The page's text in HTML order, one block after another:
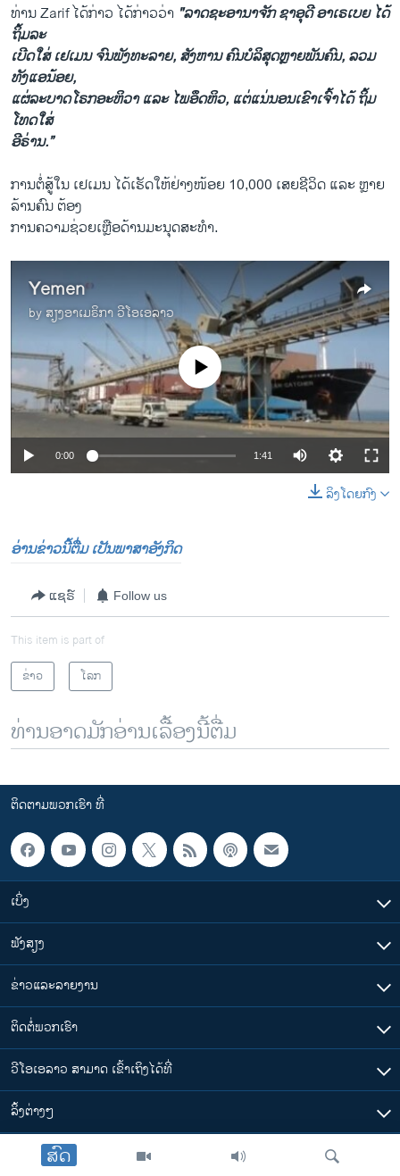
ສົດ
ທ່ານ Zarif ໄດ້ກ່າວ ໄດ້ກ່າວວ່າ "ລາດຊະອານາຈັກ ຊາອຸດີ ອາເຣເບຍ ໄດ້
ຖິ້ມລະ
ເບີດໃສ່ ເຢເມນ ຈົນພັງທະລາຍ, ສັງຫານ ຄົນບໍລິສຸດຫຼາຍພັນຄົນ, ລວມ
ທັງແອນ້ອຍ,
ແຜ່ລະບາດໂຣກອະຫິວາ ແລະ ໄພອຶດຫິວ, ແຕ່ແນ່ນອນເຂົາເຈົ້າໄດ້ ຖິ້ມ
ໂທດໃສ່
ອີຣ່ານ.”
ການຕໍ່ສູ້ໃນ ເຢເມນ ໄດ້ເຮັດໃຫ້ຢ່າງໜ້ອຍ 10,000 ເສຍຊີວິດ ແລະ ຫຼາຍ
ລ້ານຄົນ ຕ້ອງ
ການຄວາມຊ່ວຍເຫຼືອດ້ານມະນຸດສະທຳ.
Yemen
by ສຽງອາເມຣິກາ ວີໂອເອລາວ
No media source currently available
0:00 1:41
ລິງໂດຍກົງ
ອ່ານຂ່າວນີ້ຕື່ມ ເປັນພາສາອັງກິດ
ແຊຣ໌ Follow us
This item is part of
ຂ່າວ
ໂລກ
ທ່ານອາດມັກອ່ານເລື້ອງນີ້ຕື່ມ
ຕິດຕາມພວກເຮົາ ທີ່
ເບິ່ງ
ຟັງສຽງ
ຂ່າວແລະລາຍງານ
ຕິດຕໍ່ພວກເຮົາ
ວີໂອເອລາວ ສາມາດ ເຂົ້າເຖິງໄດ້ທີ່
​ລິ້ງ​ຕ່າງໆ
ຕາມເວລາໃນລາວ